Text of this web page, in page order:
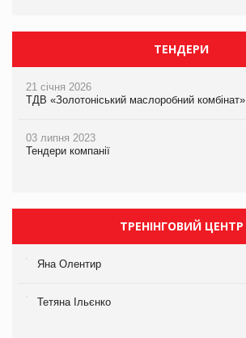
ТЕНДЕРИ
21 січня 2026
ТДВ «Золотоніський маслоробний комбінат»
03 липня 2023
Тендери компанії
ТРЕНІНГОВИЙ ЦЕНТР
Яна Олентир
Тетяна Ільєнко